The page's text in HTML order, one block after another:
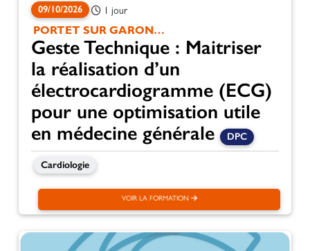
09/10/2026 1 jour
PORTET SUR GARONNE
Geste Technique : Maitriser
la réalisation d’un
électrocardiogramme (ECG)
pour une optimisation utile
en médecine générale
DPC
Cardiologie
VOIR LA FORMATION